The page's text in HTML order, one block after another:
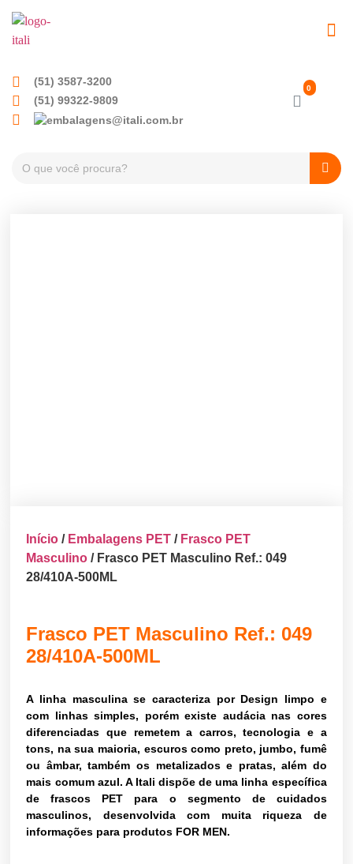
(51) 3587-3200
(51) 99322-9809
Início / Embalagens PET / Frasco PET
Masculino / Frasco PET Masculino Ref.: 049
28/410A-500ML
Frasco PET Masculino Ref.: 049
28/410A-500ML
A linha masculina se caracteriza por Design limpo e
com linhas simples, porém existe audácia nas cores
diferenciadas que remetem a carros, tecnologia e a
tons, na sua maioria, escuros como preto, jumbo, fumê
ou âmbar, também os metalizados e pratas, além do
mais comum azul. A Itali dispõe de uma linha específica
de frascos PET para o segmento de cuidados
masculinos, desenvolvida com muita riqueza de
informações para produtos FOR MEN.